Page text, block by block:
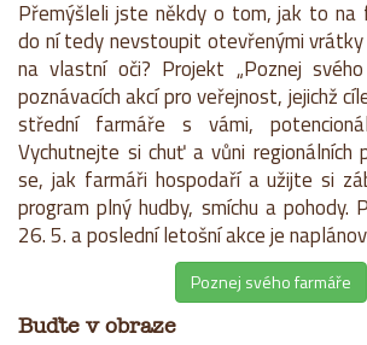
Přemýšleli jste někdy o tom, jak to na
do ní tedy nevstoupit otevřenými
na vlastní oči? Projekt „Poznej
poznávacích akcí pro veřejnost, jejichž
střední farmáře s vámi,
Vychutnejte si chuť a vůni regionálních
se, jak farmáři hospodaří a užijte si
program plný hudby, smíchu a pohody.
26. 5. a poslední letošní akce je
Poznej svého farmáře
Buďte v obraze